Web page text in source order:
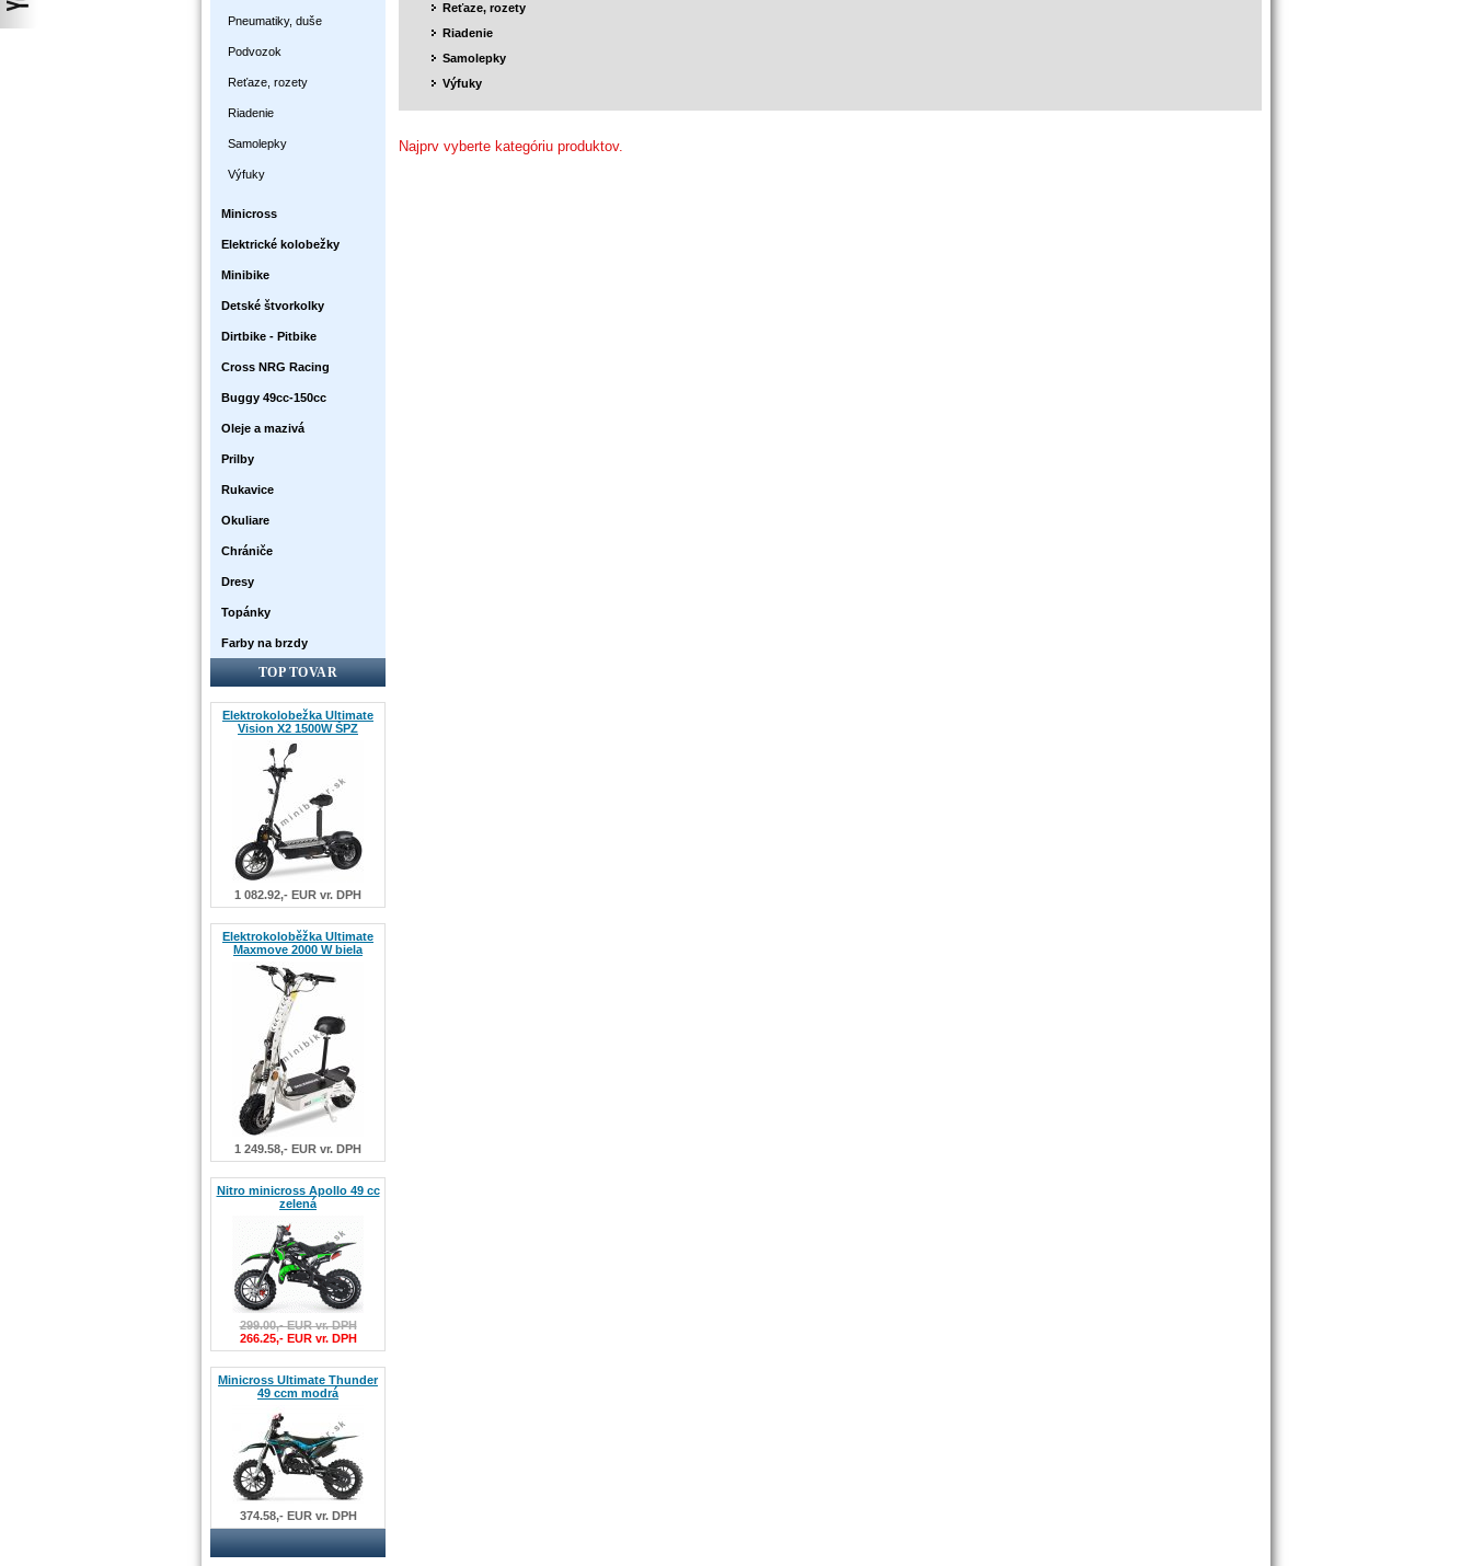
Pneumatiky, duše
Podvozok
Reťaze, rozety
Riadenie
Samolepky
Výfuky
Minicross
Elektrické kolobežky
Minibike
Detské štvorkolky
Dirtbike - Pitbike
Cross NRG Racing
Buggy 49cc-150cc
Oleje a mazivá
Prilby
Rukavice
Okuliare
Chrániče
Dresy
Topánky
Farby na brzdy
TOP TOVAR
Elektrokolobežka Ultimate
Vision X2 1500W ŠPZ
1 082.92,- EUR vr. DPH
Elektrokoloběžka Ultimate
Maxmove 2000 W biela
1 249.58,- EUR vr. DPH
Nitro minicross Apollo 49 cc
zelená
299.00,- EUR vr. DPH
266.25,- EUR vr. DPH
Minicross Ultimate Thunder
49 ccm modrá
374.58,- EUR vr. DPH
Reťaze, rozety
Riadenie
Samolepky
Výfuky
Najprv vyberte kategóriu produktov.